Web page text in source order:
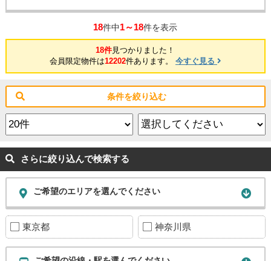
18件中1～18件を表示
18件見つかりました！
会員限定物件は12202件あります。 今すぐ見る
条件を絞り込む
さらに絞り込んで検索する
ご希望のエリアを選んでください
東京都 神奈川県